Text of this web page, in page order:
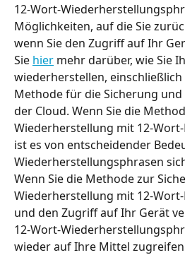
12-Wort-
Möglichkeiten, auf die Sie
wenn Sie den Zugriff auf Ihr
Sie hier mehr darüber, wie Sie
wiederherstellen,
Methode für die Sicherung
der Cloud. Wenn Sie die
Wiederherstellung mit 12-
ist es von entscheidender
Wiederherstellungsphrasen
Wenn Sie die Methode zur
Wiederherstellung mit 12-
und den Zugriff auf Ihr Gerät
12-Wort-
wieder auf Ihre Mittel